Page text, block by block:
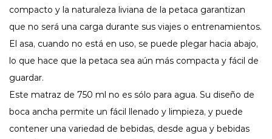
compacto y la naturaleza liviana de la petaca garantizan
que no será una carga durante sus viajes o entrenamientos.
El asa, cuando no está en uso, se puede plegar hacia abajo,
lo que hace que la petaca sea aún más compacta y fácil de
guardar.
Este matraz de 750 ml no es sólo para agua. Su diseño de
boca ancha permite un fácil llenado y limpieza, y puede
contener una variedad de bebidas, desde agua y bebidas